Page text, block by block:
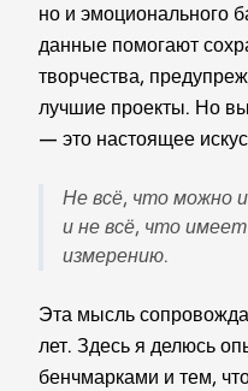
но и эмоционального
данные помогают
творчества,
лучшие проекты. Но
— это настоящее
Не всё, что можно
и не всё, что
измерению.
Эта мысль
лет. Здесь я делюсь
бенчмарками и тем,